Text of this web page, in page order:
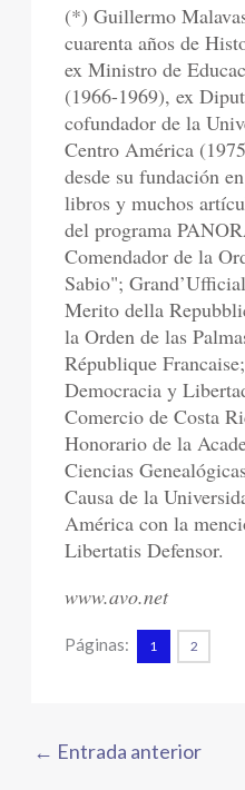
(*) Guillermo
cuarenta años de
ex Ministro de
(1966-1969), ex
cofundador de la
Centro América
desde su fundación
libros y muchos
del programa
Comendador de la
Sabio";
Merito della
la Orden de las
République
Democracia y
Comercio de Costa
Honorario de la
Ciencias
Causa de la
América con la
Libertatis Defensor.
www.avo.net
Páginas: 1 2
← Entrada anterior